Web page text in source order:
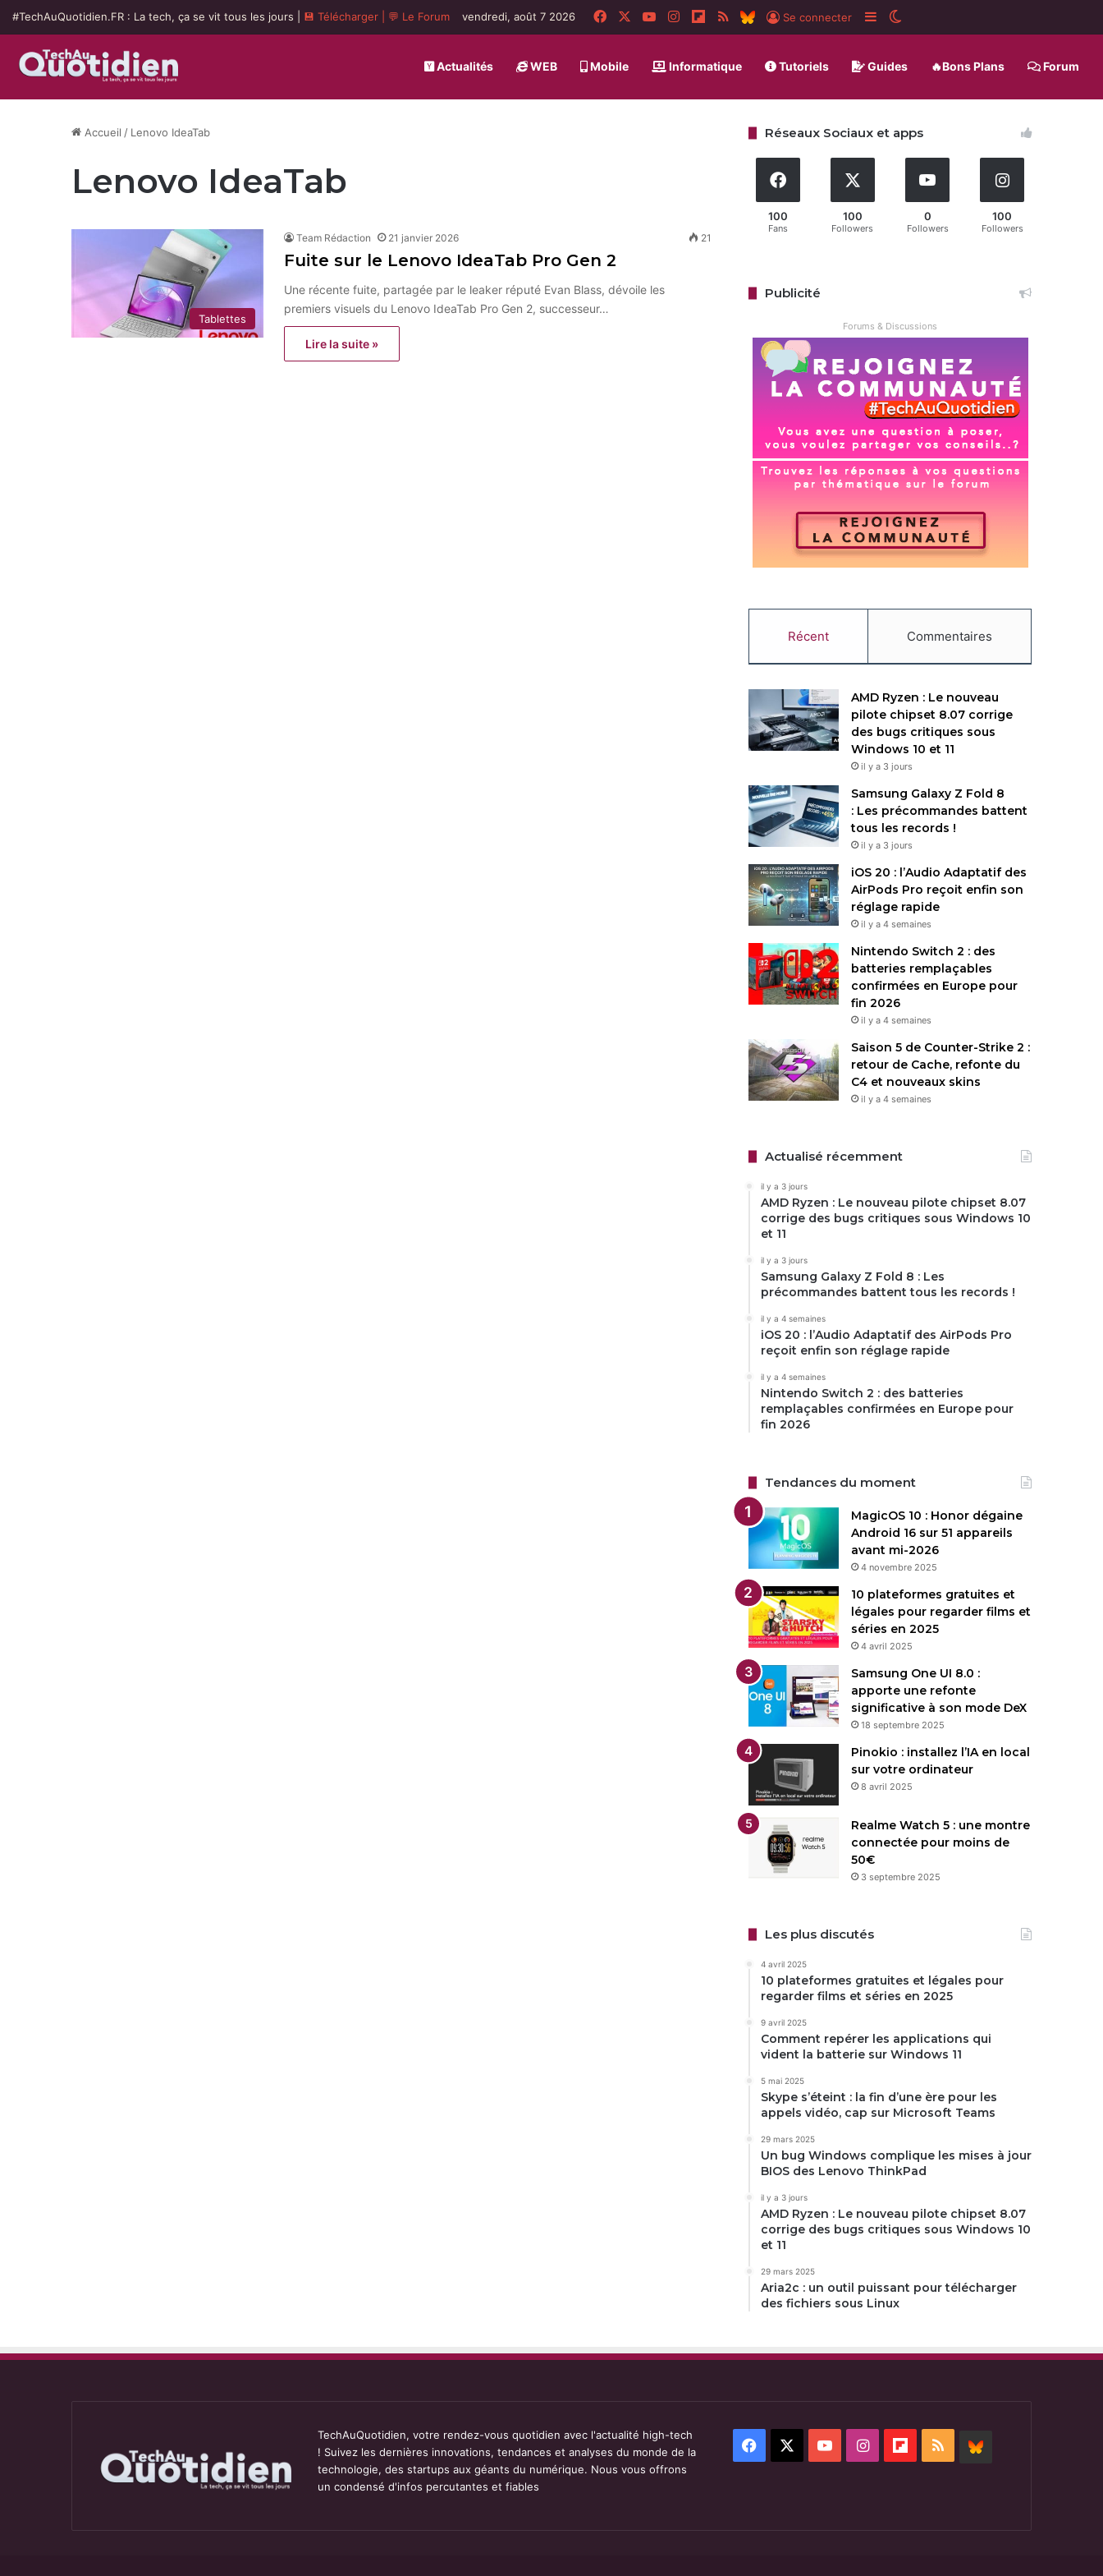
#TechAuQuotidien.FR : La tech, ça se vit tous les jours | 💾 Télécharger 💬 Le Forum vendredi, août 7 2026 FacebookYouTubeInstagramFlipboard
RSS BlueSky
Se connecter Sidebar (barre latérale)
Actualités WEB Mobile Informatique Tutoriels Guides 🔥Bons Plans Forum
Accueil / Lenovo IdeaTab
Lenovo IdeaTab
Tablettes
Team Rédaction 21 janvier 2026 21
Fuite sur le Lenovo IdeaTab Pro Gen 2
Une récente fuite, partagée par le leaker réputé Evan Blass, dévoile les
premiers visuels du Lenovo IdeaTab Pro Gen 2, successeur…
Lire la suite »
Réseaux Sociaux et apps
100
Fans
100
Followers
0
Followers
100
Followers
Publicité
Forums & Discussions
Récent Commentaires
AMD Ryzen : Le nouveau
pilote chipset 8.07 corrige
des bugs critiques sous
Windows 10 et 11
il y a 3 jours
Samsung Galaxy Z Fold 8
: Les précommandes battent
tous les records !
il y a 3 jours
iOS 20 : l’Audio Adaptatif des
AirPods Pro reçoit enfin son
réglage rapide
il y a 4 semaines
Nintendo Switch 2 : des
batteries remplaçables
confirmées en Europe pour
fin 2026
il y a 4 semaines
Saison 5 de Counter-Strike 2 :
retour de Cache, refonte du
C4 et nouveaux skins
il y a 4 semaines
Actualisé récemment
il y a 3 jours
AMD Ryzen : Le nouveau pilote chipset 8.07
corrige des bugs critiques sous Windows 10
et 11
il y a 3 jours
Samsung Galaxy Z Fold 8 : Les
précommandes battent tous les records !
il y a 4 semaines
iOS 20 : l’Audio Adaptatif des AirPods Pro
reçoit enfin son réglage rapide
il y a 4 semaines
Nintendo Switch 2 : des batteries
remplaçables confirmées en Europe pour
fin 2026
Tendances du moment
MagicOS 10 : Honor dégaine
Android 16 sur 51 appareils
avant mi-2026
4 novembre 2025
10 plateformes gratuites et
légales pour regarder films et
séries en 2025
4 avril 2025
Samsung One UI 8.0 :
apporte une refonte
significative à son mode DeX
18 septembre 2025
Pinokio : installez l’IA en local
sur votre ordinateur
8 avril 2025
Realme Watch 5 : une montre
connectée pour moins de
50€
3 septembre 2025
Les plus discutés
4 avril 2025
10 plateformes gratuites et légales pour
regarder films et séries en 2025
9 avril 2025
Comment repérer les applications qui
vident la batterie sur Windows 11
5 mai 2025
Skype s’éteint : la fin d’une ère pour les
appels vidéo, cap sur Microsoft Teams
29 mars 2025
Un bug Windows complique les mises à jour
BIOS des Lenovo ThinkPad
il y a 3 jours
AMD Ryzen : Le nouveau pilote chipset 8.07
corrige des bugs critiques sous Windows 10
et 11
29 mars 2025
Aria2c : un outil puissant pour télécharger
des fichiers sous Linux
TechAuQuotidien, votre rendez-vous quotidien avec l'actualité high-tech
! Suivez les dernières innovations, tendances et analyses du monde de la
technologie, des startups aux géants du numérique. Nous vous offrons
un condensé d'infos percutantes et fiables
Facebook YouTubeInstagramFlipboard
RSS